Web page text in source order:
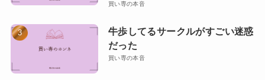
買い専の本音
牛歩してるサークルがすごい迷惑
だった
買い専の本音